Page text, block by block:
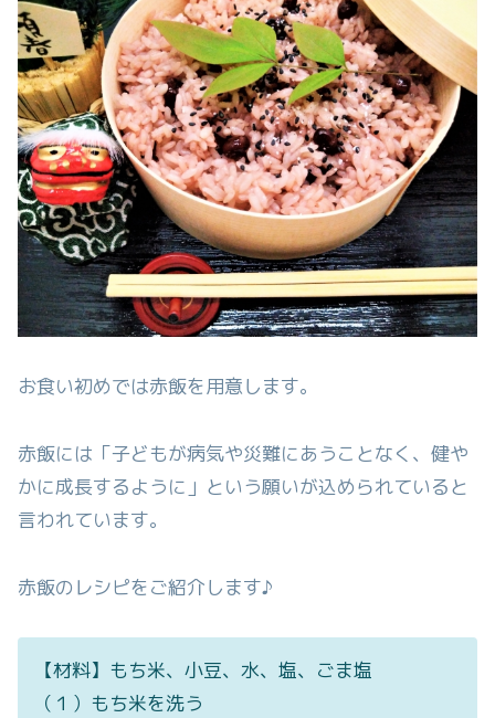
お食い初めでは赤飯を用意します。
赤飯には「子どもが病気や災難にあうことなく、健や
かに成長するように」という願いが込められていると
言われています。
赤飯のレシピをご紹介します♪
【材料】もち米、小豆、水、塩、ごま塩
（１）もち米を洗う